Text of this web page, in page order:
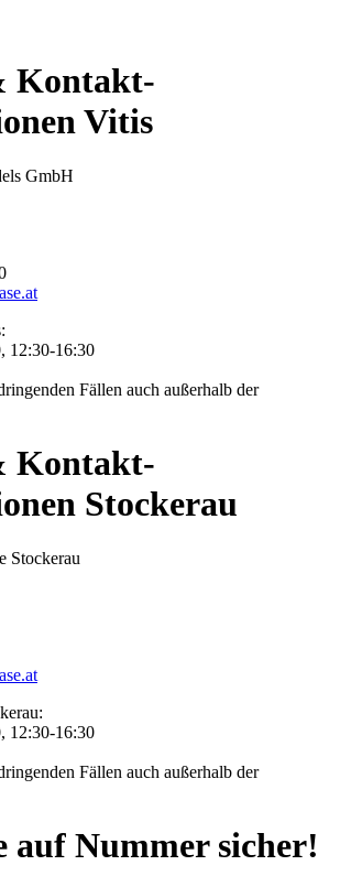
Kontakt-
Vitis
GmbH
12:30-16:30
Fällen auch außerhalb der
Kontakt-
Stockerau
Stockerau
12:30-16:30
Fällen auch außerhalb der
auf Nummer sicher!